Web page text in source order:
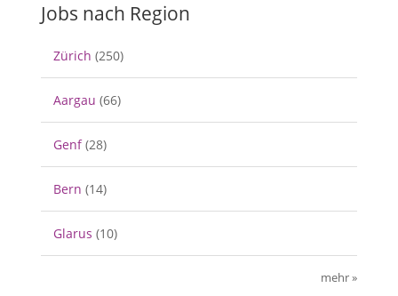
Jobs nach Region
Zürich (250)
Aargau (66)
Genf (28)
Bern (14)
Glarus (10)
mehr »